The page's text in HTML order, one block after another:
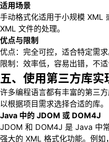
适用场景
手动格式化适用于小规模 XML
XML 文件的处理。
优点与限制
优点：完全可控，适合特定需求
限制：效率低，容易出错，不适
五、使用第三方库实
许多编程语言都有丰富的第三
以根据项目需求选择合适的库。
Java 中的 JDOM 或 DOM4J
JDOM 和 DOM4J 是 Java 中
强大的 XML 格式化功能。例